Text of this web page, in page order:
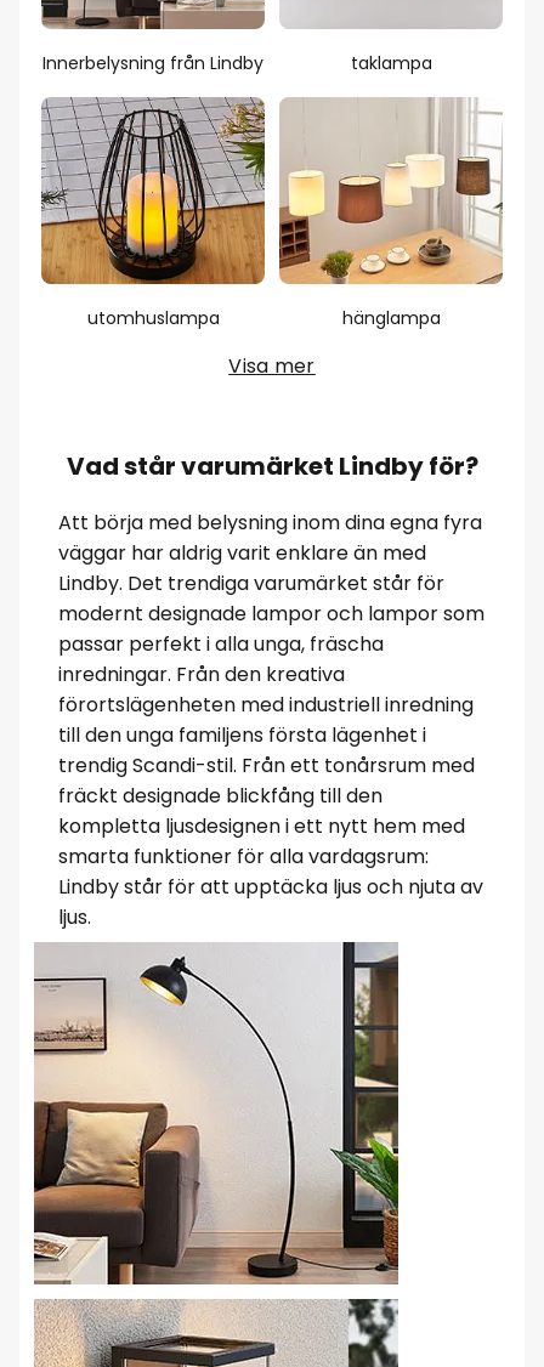
Innerbelysning från Lindby taklampa
utomhuslampa hänglampa
Visa mer
Vad står varumärket Lindby för?
Att börja med belysning inom dina egna fyra
väggar har aldrig varit enklare än med
Lindby. Det trendiga varumärket står för
modernt designade lampor och lampor som
passar perfekt i alla unga, fräscha
inredningar. Från den kreativa
förortslägenheten med industriell inredning
till den unga familjens första lägenhet i
trendig Scandi-stil. Från ett tonårsrum med
fräckt designade blickfång till den
kompletta ljusdesignen i ett nytt hem med
smarta funktioner för alla vardagsrum:
Lindby står för att upptäcka ljus och njuta av
ljus.